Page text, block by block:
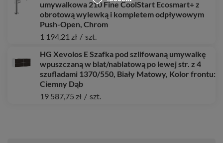
umywalkowa 210 Fine CoolStart Ecosmart+ z
obrotową wylewką i kompletem odpływowym
Push-Open, Chrom
1 194,21 zł / szt.
HG Xevolos E Szafka pod szlifowaną umywalkę
wpuszczaną w blat/nablatową po lewej str. z 4
szufladami 1370/550, Biały Matowy, Kolor frontu:
Ciemny Dąb
19 587,75 zł / szt.